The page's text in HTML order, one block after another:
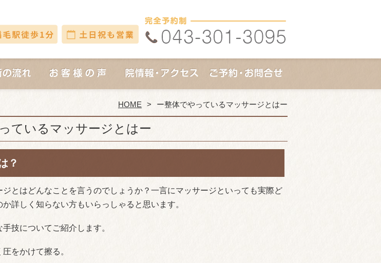
HOME ー整体でやっているマッサージとはー
ているマッサージとはー
？
ジとはどんなことを言うのでしょうか？一言にマッサージといっても実際ど
詳しく知らない方もいらっしゃると思います。
技についてご紹介します。
をかけて擦る。